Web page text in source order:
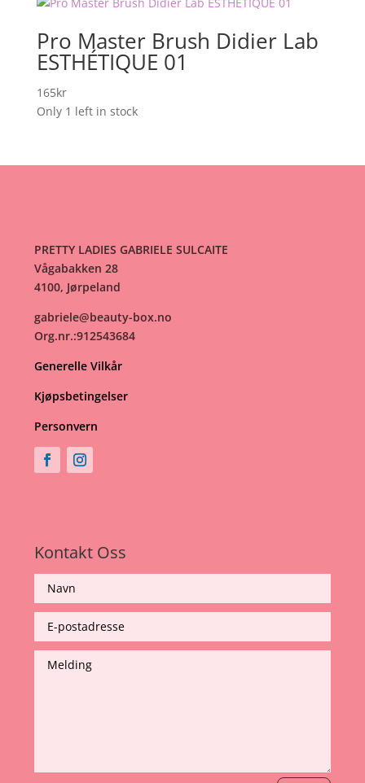
Pro Master Brush Didier Lab
ESTHÉTIQUE 01
165kr
Only 1 left in stock
PRETTY LADIES GABRIELE SULCAITE
Vågabakken 28
4100, Jørpeland
gabriele@beauty-box.no
Org.nr.:912543684
Generelle Vilkår
Kjøpsbetingelser
Personvern
Kontakt Oss